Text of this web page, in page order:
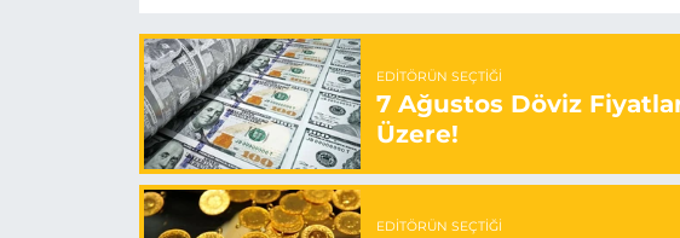
EDITÖRÜN SEÇTIĞI
7 Ağustos Döviz
Üzere!
EDITÖRÜN SEÇTIĞI